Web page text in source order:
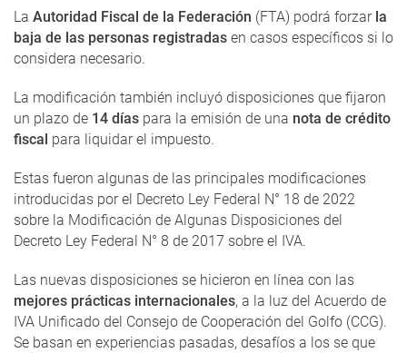
La Autoridad Fiscal de la Federación (FTA) podrá forzar la
baja de las personas registradas en casos específicos si lo
considera necesario.
La modificación también incluyó disposiciones que fijaron
un plazo de 14 días para la emisión de una nota de crédito
fiscal para liquidar el impuesto.
Estas fueron algunas de las principales modificaciones
introducidas por el Decreto Ley Federal N° 18 de 2022
sobre la Modificación de Algunas Disposiciones del
Decreto Ley Federal N° 8 de 2017 sobre el IVA.
Las nuevas disposiciones se hicieron en línea con las
mejores prácticas internacionales, a la luz del Acuerdo de
IVA Unificado del Consejo de Cooperación del Golfo (CCG).
Se basan en experiencias pasadas, desafíos a los se que